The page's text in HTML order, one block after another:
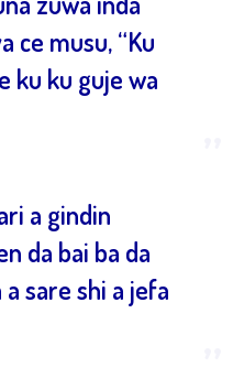
ce musu, “Ku
ku ku guje wa
a gindin
da bai ba da
a sare shi a jefa